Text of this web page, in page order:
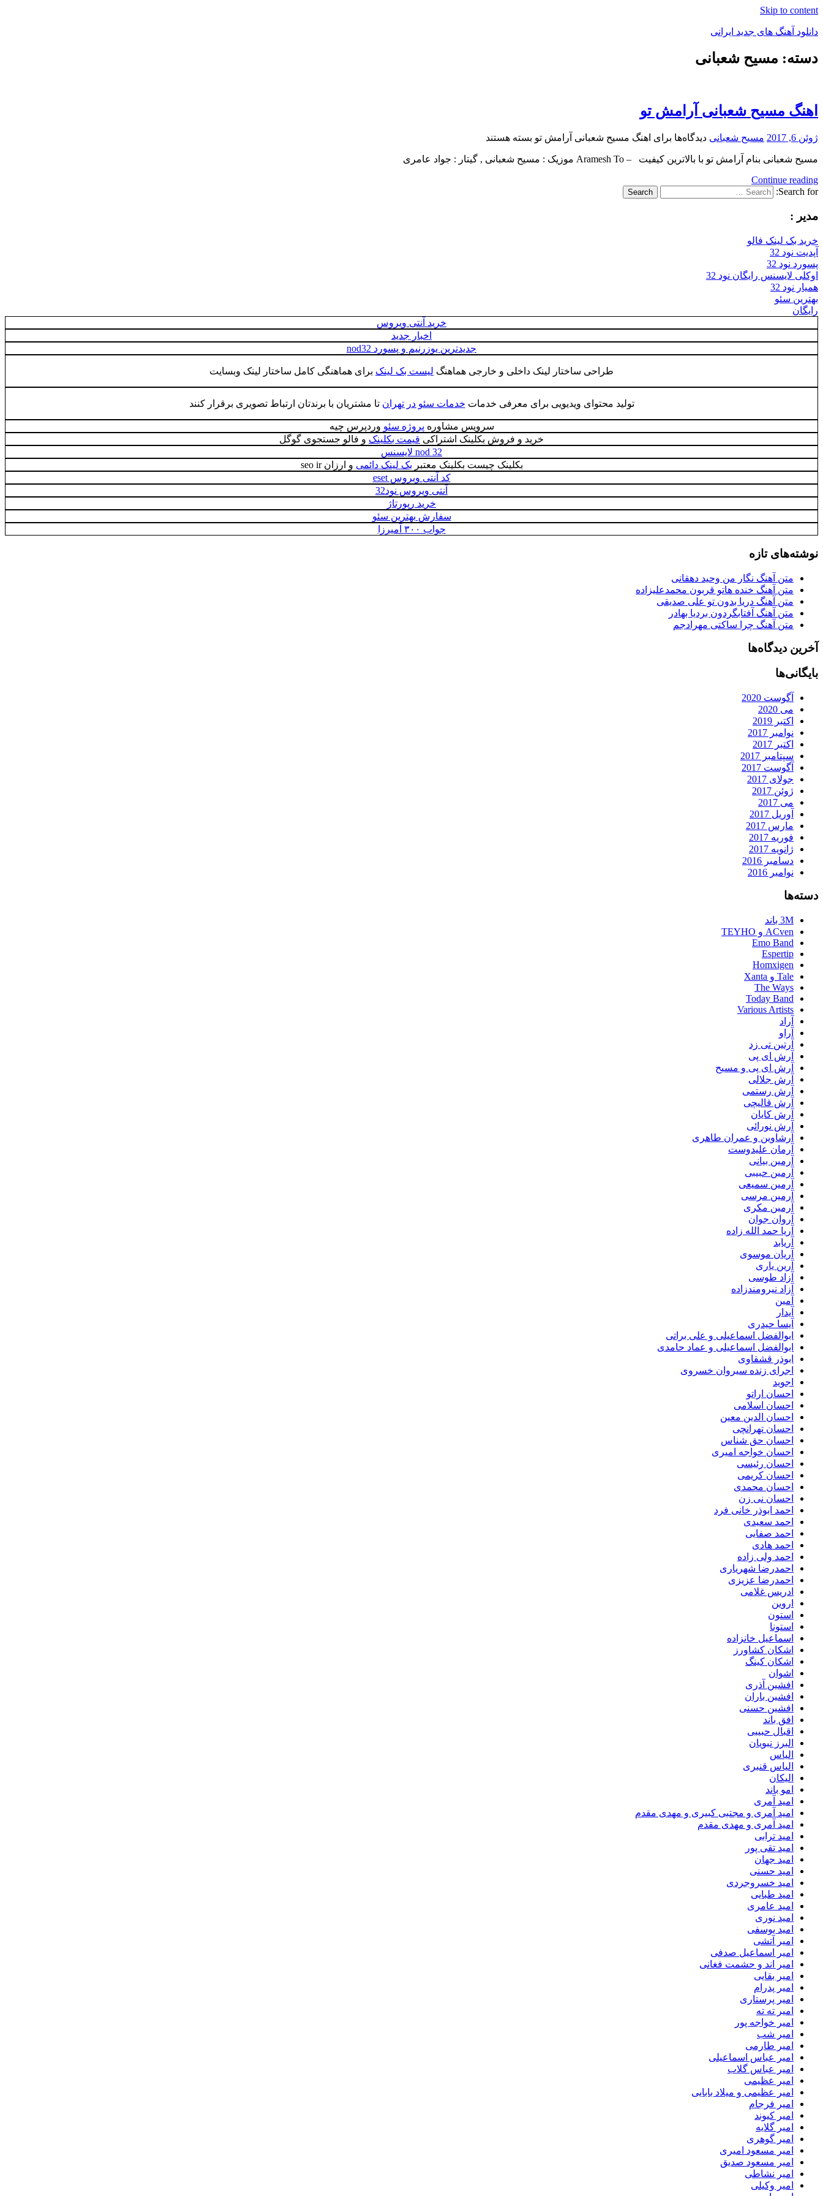
Skip to content
دانلود آهنگ های جدید ایرانی
دانلود
دسته: مسیح شعبانی
اهنگ مسیح شعبانی آرامش تو
ژوئن 6, 2017 مسیح شعبانی دیدگاه‌ها برای اهنگ مسیح شعبانی آرامش تو بسته هستند
مسیح شعبانی بنام آرامش تو با بالاترین کیفیت – Aramesh To موزیک : مسیح شعبانی , گیتار : جواد عامرى
Continue reading
Search for:
Search
مدیر :
خرید بک لینک فالو
آپدیت نود 32
پسورد نود 32
اوکلی لایسنس رایگان نود 32
همیار نود 32
بهترین سئو
رایگان
خرید آنتی ویروس
اخبار جدید
جدیدترین یوزرنیم و پسورد nod32
طراحی ساختار لینک داخلی و خارجی هماهنگ لیست بک لینک برای هماهنگی کامل ساختار لینک وبسایت
تولید محتوای ویدیویی برای معرفی خدمات خدمات سئو در تهران تا مشتریان با برندتان ارتباط تصویری برقرار کنند
سرویس مشاوره پروژه سئو وردپرس چیه
خرید و فروش بکلینک اشتراکی قیمت بکلینک و فالو جستجوی گوگل
nod 32 لایسنس
بکلینک چیست بکلینک معتبر بک لینک دائمی و ارزان seo ir
کد آنتی ویروس eset
آنتی ویروس نود32
خرید رپورتاژ
سفارش بهترین سئو
جواب ۳۰۰ آمیرزا
نوشته‌های تازه
متن آهنگ نگار من وحید دهقانی
متن آهنگ خنده هاتو قربون محمدعلیزاده
متن آهنگ دریا بدون تو علی صدیقی
متن آهنگ آفتابگردون بردیا بهادر
متن آهنگ چرا ساکتی مهرادجم
آخرین دیدگاه‌ها
بایگانی‌ها
آگوست 2020
می 2020
اکتبر 2019
نوامبر 2017
اکتبر 2017
سپتامبر 2017
آگوست 2017
جولای 2017
ژوئن 2017
می 2017
آوریل 2017
مارس 2017
فوریه 2017
ژانویه 2017
دسامبر 2016
نوامبر 2016
دسته‌ها
3M باند
ACven و TEYHO
Emo Band
Espertip
Homxigen
Tale و Xanta
The Ways
Today Band
Various Artists
آراد
آراو
آرتین تی زد
آرش ای پی
آرش ای پی و مسیح
آرش جلالی
آرش رستمی
آرش قالیچی
آرش کایان
آرش نورائی
آرشاوین و عمران طاهری
آرمان علیدوست
آرمین بیانی
آرمین حبیبی
آرمین سمیعی
آرمین مرسی
آرمین مکری
آروان جوان
آریا حمد الله زاده
آریابد
آریان موسوی
آرین یاری
آزاد طوسی
آزاد نیرومندزاده
آمین
آیدار
آیسا حیدری
ابوالفضل اسماعیلی و علی براتی
ابوالفضل اسماعیلی و عماد حامدی
ابوذر قشقاوی
اجرای زنده سیروان خسروی
اجوید
احسان اراتو
احسان اسلامی
احسان الدین معین
احسان تهرانچی
احسان حق شناس
احسان خواجه امیری
احسان رئیسی
احسان کریمی
احسان محمدی
احسان نی زن
احمد ابوذر خانی فرد
احمد سعیدی
احمد صفایی
احمد هادی
احمد ولی زاده
احمدرضا شهریاری
احمدرضا عزیزی
ادریس غلامی
اروین
استون
استونا
اسماعیل خانزاده
اشکان کشاورز
اشکان کینگ
اشوان
افشین آذری
افشین باران
افشین حسنی
افق باند
اقبال حبیبی
البرز نبویان
الیاس
الیاس قنبرى
الیکان
امو باند
امید آمری
امید آمری و مجتبی کبیری و مهدى مقدم
امید آمری و مهدی مقدم
امید ترابی
امید تقی پور
امید جهان
امید حسنی
امید خسروجردی
امید طبایی
امید عامری
امید نوری
امید یوسفی
امیر آتشی
امیر اسماعیل صدفی
امیر اند و حشمت فغانی
امیر بقایی
امیر پدرام
امیر پرستاری
امیر ته ته
امیر خواجه پور
امیر شب
امیر طارمی
امیر عباس اسماعیلی
امیر عباس گلاب
امیر عظیمی
امیر عظیمی و میلاد بابایی
امیر فرجام
امیر کیوند
امیر گلایه
امیر گوهری
امیر مسعود امیری
امیر مسعود صدیق
امیر نشاطی
امیر وکیلی